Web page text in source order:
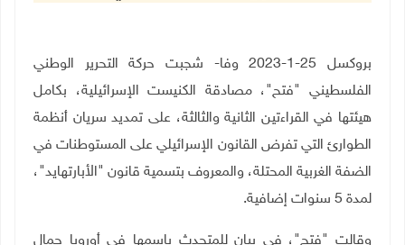
بروكسل 25-1-2023 وفا- شجبت حركة التحرير الوطني
الفلسطيني "فتح"، مصادقة الكنيست الإسرائيلية، بكامل
هيئتها في القراءتين الثانية والثالثة، على تمديد سريان أنظمة
الطوارئ التي تفرض القانون الإسرائيلي على المستوطنات في
الضفة الغربية المحتلة، والمعروف بتسمية قانون "الأبارتهايد"،
لمدة 5 سنوات إضافية.
وقالت "فتح"، في بيان للمتحدث باسمها في أوروبا جمال